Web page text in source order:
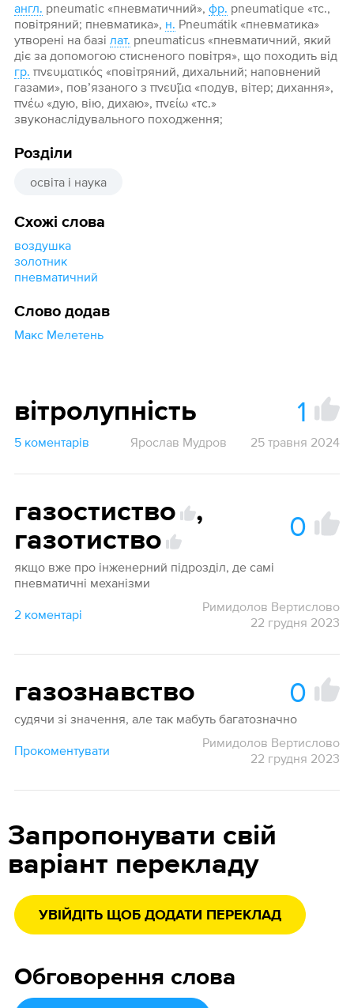
англ. pneumatic «пневматичний», фр. pneumatique «тс.,
повітряний; пневматика», н. Pneumátik «пневматика»
утворені на базі лат. pneumaticus «пневматичний, який
діє за допомогою стисненого повітря», що походить від
гр. πνευματικός «повітряний, дихальний; наповнений
газами», пов’язаного з πνευ̃μα «подув, вітер; дихання»,
πνέω «дую, вію, дихаю», πνείω «тс.»
звуконаслідувального походження;
Розділи
освіта і наука
Схожі слова
воздушка
золотник
пневматичний
Слово додав
Макс Мелетень
вітролупність 1
5 коментарів Ярослав Мудров 25 травня 2024
газостиство
,
газотиство
0
якщо вже про інженерний підрозділ, де самі
пневматичні механізми
2 коментарі
Римидолов Вертислово
22 грудня 2023
газознавство 0
судячи зі значення, але так мабуть багатозначно
Прокоментувати
Римидолов Вертислово
22 грудня 2023
Запропонувати свій
варіант перекладу
УВІЙДІТЬ ЩОБ ДОДАТИ ПЕРЕКЛАД
Обговорення слова